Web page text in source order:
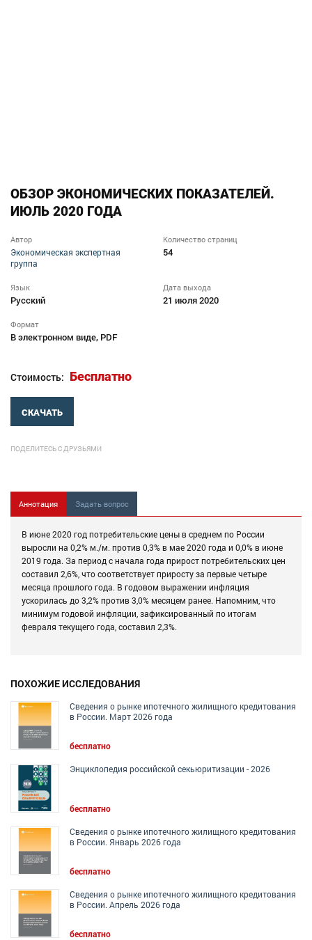
ОБЗОР ЭКОНОМИЧЕСКИХ ПОКАЗАТЕЛЕЙ.
ИЮЛЬ 2020 ГОДА
Автор
Экономическая экспертная
группа
Количество страниц
54
Язык
Русский
Дата выхода
21 июля 2020
Формат
В электронном виде, PDF
Стоимость: Бесплатно
СКАЧАТЬ
ПОДЕЛИТЕСЬ С ДРУЗЬЯМИ
Аннотация Задать вопрос
В июне 2020 год потребительские цены в среднем по России
выросли на 0,2% м./м. против 0,3% в мае 2020 года и 0,0% в июне
2019 года. За период с начала года прирост потребительских цен
составил 2,6%, что соответствует приросту за первые четыре
месяца прошлого года. В годовом выражении инфляция
ускорилась до 3,2% против 3,0% месяцем ранее. Напомним, что
минимум годовой инфляции, зафиксированный по итогам
февраля текущего года, составил 2,3%.
ПОХОЖИЕ ИССЛЕДОВАНИЯ
Сведения о рынке ипотечного жилищного кредитования
в России. Март 2026 года
бесплатно
Энциклопедия российской секьюритизации - 2026
бесплатно
Сведения о рынке ипотечного жилищного кредитования
в России. Январь 2026 года
бесплатно
Сведения о рынке ипотечного жилищного кредитования
в России. Апрель 2026 года
бесплатно